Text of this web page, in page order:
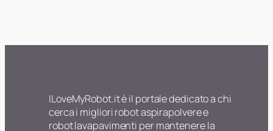
ILoveMyRobot.it è il portale dedicato a chi
cerca i migliori robot aspirapolvere e
robot lavapavimenti per mantenere la